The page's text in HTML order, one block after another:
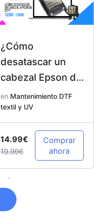
¿Cómo
desatascar un
cabezal Epson de
DTF? I3200 –
I1600
en Mantenimiento DTF
textil y UV
14.99€
19.99€
Comprar
ahora